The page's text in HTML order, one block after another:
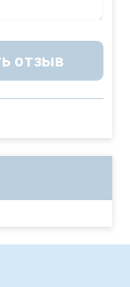
отзыв